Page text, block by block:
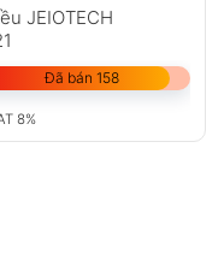
JEIOTECH
Đã bán 158
8%